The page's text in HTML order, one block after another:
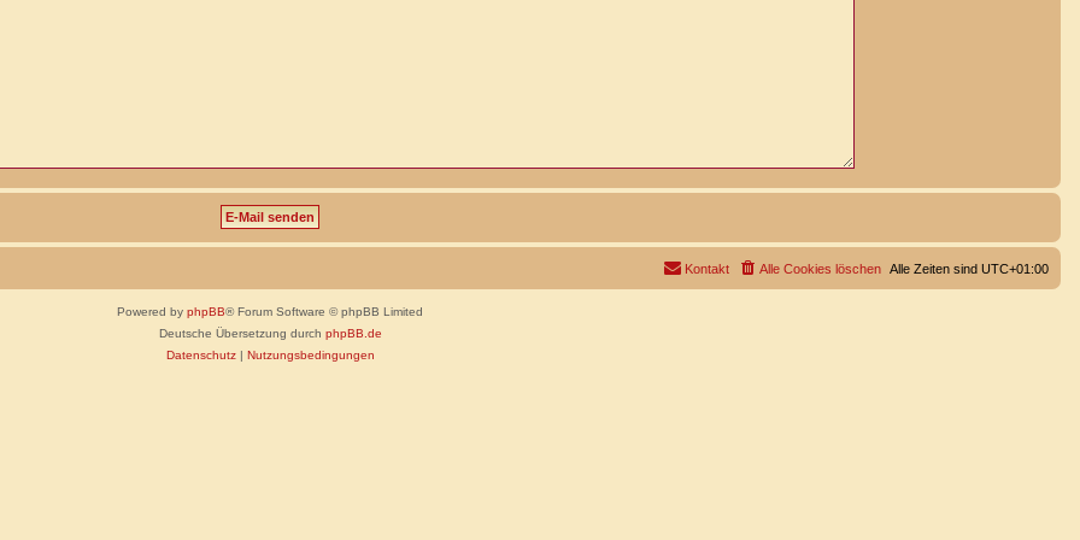
Alle Zeiten sind UTC+01:00
Alle Cookies löschen
Kontakt
Powered by phpBB® Forum Software © phpBB Limited
Deutsche Übersetzung durch phpBB.de
Datenschutz| Nutzungsbedingungen